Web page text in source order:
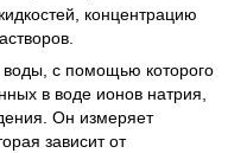
концентрацию
воды, с помощью которого
в воде ионов натрия,
Он измеряет
зависит от